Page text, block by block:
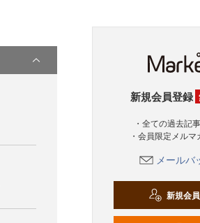
新規会員登録
・全ての過去記
・会員限定メル
メールバ
新規会